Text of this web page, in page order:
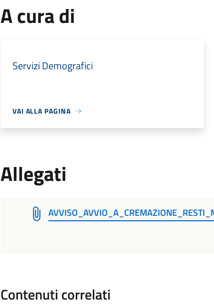
A cura di
Servizi Demografici
VAI ALLA PAGINA
Allegati
Contenuti correlati